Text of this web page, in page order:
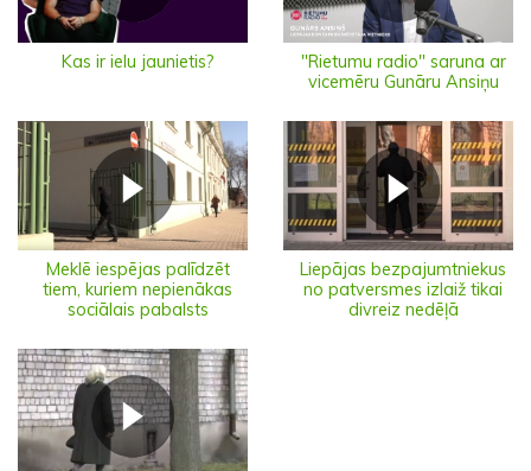
Kas ir ielu jaunietis?
"Rietumu radio" saruna ar
vicemēru Gunāru Ansiņu
Meklē iespējas palīdzēt
tiem, kuriem nepienākas
sociālais pabalsts
Liepājas bezpajumtniekus
no patversmes izlaiž tikai
divreiz nedēļā